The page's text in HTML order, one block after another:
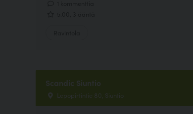
Scandic Siuntio
Lepopirtintie 80, Siuntio